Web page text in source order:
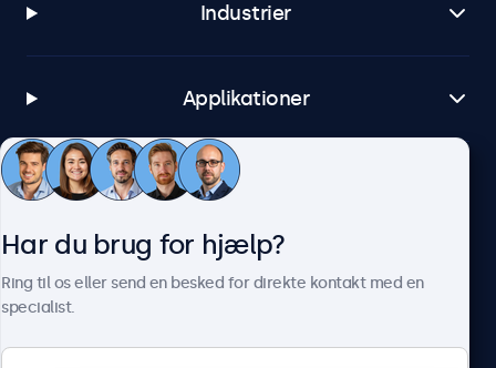
Industrier
Applikationer
Kundeservice
Har du brug for hjælp?
Ring til os eller send en besked for direkte kontakt med en
specialist.